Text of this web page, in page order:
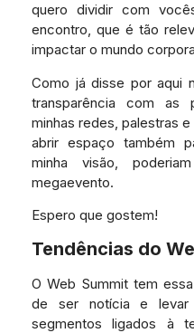
quero dividir com
encontro, que é tão
impactar o mundo
Como já disse por aqui
transparência com as
minhas redes, palestras
abrir espaço também
minha visão,
megaevento.
Espero que gostem!
Tendências do
O Web Summit tem
de ser notícia e levar
segmentos ligados à